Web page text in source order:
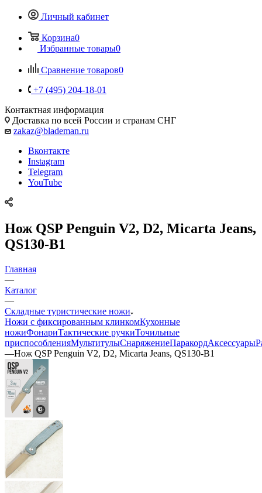
Личный кабинет
Корзина0
Избранные товары0
Сравнение товаров0
+7 (495) 204-18-01
Контактная информация
Доставка по всей России и странам СНГ
zakaz@blademan.ru
Вконтакте
Instagram
Telegram
YouTube
Нож QSP Penguin V2, D2, Micarta Jeans,
QS130-B1
Главная
—
Каталог
—
Складные туристические ножи
Ножи с фиксированным клинкомКухонные
ножиФонариТактические ручкиТочильные
приспособленияМультитулыСнаряжениеПаракордАксессуары
—Нож QSP Penguin V2, D2, Micarta Jeans, QS130-B1